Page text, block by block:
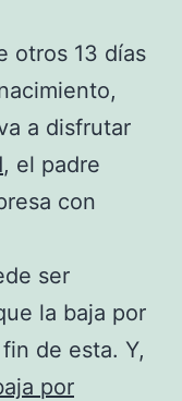
otros 13 días
a disfrutar
, el padre
con
ser
la baja por
de esta. Y,
por